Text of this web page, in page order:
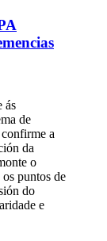
ás
de
a
da
o
puntos de
do
e